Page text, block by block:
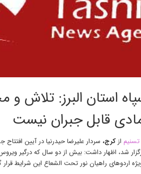
استان البرز: تلاش
قابل جبران نیست
ازکرج، سردار علیرضا حیدرنیا در آیین افتتاح
شد، اظهار داشت: بیش از دو سال که درگیر
اردوهای راهیان نور تحت الشعاع این شرایط